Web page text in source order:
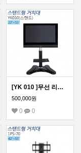
[YK 010 ]무선 리모콘 전동식 스탠드형 티비TV거치대/전동 이동식거치대
500,000원
0 0